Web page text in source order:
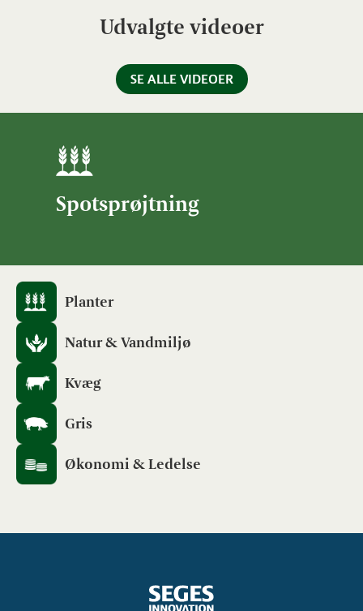
Udvalgte videoer
SE ALLE VIDEOER
Spotsprøjtning
Planter
Natur & Vandmiljø
Kvæg
Gris
Økonomi & Ledelse